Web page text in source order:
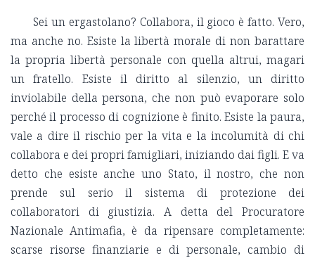
Sei un ergastolano? Collabora, il gioco è fatto. Vero,
ma anche no. Esiste la libertà morale di non barattare
la propria libertà personale con quella altrui, magari
un fratello. Esiste il diritto al silenzio, un diritto
inviolabile della persona, che non può evaporare solo
perché il processo di cognizione è finito. Esiste la paura,
vale a dire il rischio per la vita e la incolumità di chi
collabora e dei propri famigliari, iniziando dai figli. E va
detto che esiste anche uno Stato, il nostro, che non
prende sul serio il sistema di protezione dei
collaboratori di giustizia. A detta del Procuratore
Nazionale Antimafia, è da ripensare completamente:
scarse risorse finanziarie e di personale, cambio di